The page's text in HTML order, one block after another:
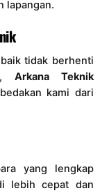
lapangan.
tidak berhenti
Arkana Teknik
kami dari
yang lengkap
lebih cepat dan